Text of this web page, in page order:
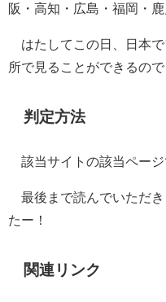
阪・高知・広島・福岡・
はたしてこの日、日本
所で見ることができるので
判定方法
該当サイトの該当ページ
最後まで読んでいただき
たー！
関連リンク